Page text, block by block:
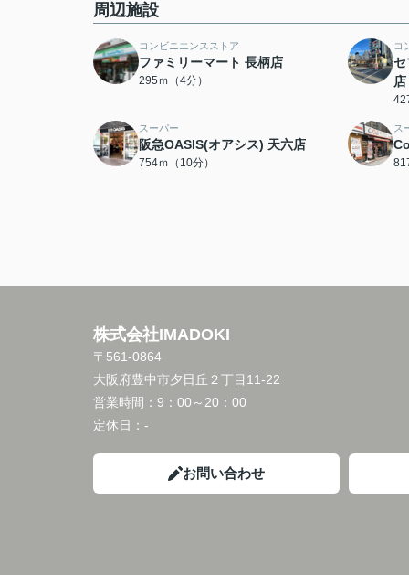
周辺施設
コンビニエンスストア
ファミリーマート 長柄店
295ｍ（4分）
コ
セ
店
スーパー
阪急OASIS(オアシス) 天六店
754ｍ（10分）
ス
株式会社IMADOKI
〒561-0864
大阪府豊中市夕日丘２丁目11-22
営業時間： 9：00～20：00
定休日： -
お問い合わせ